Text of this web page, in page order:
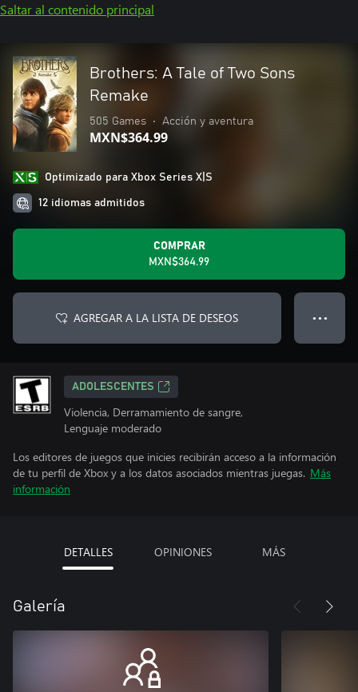
Saltar al contenido principal
Brothers: A Tale of Two Sons
Remake
505 Games • Acción y aventura
MXN$364.99
Optimizado para Xbox Series X|S
12 idiomas admitidos
COMPRAR
MXN$364.99
AGREGAR A LA LISTA DE DESEOS ● ● ●
ADOLESCENTES
Violencia, Derramamiento de sangre,
Lenguaje moderado
Los editores de juegos que inicies recibirán acceso a la información
de tu perfil de Xbox y a los datos asociados mientras juegas. Más
información
DETALLES OPINIONES MÁS
Galería